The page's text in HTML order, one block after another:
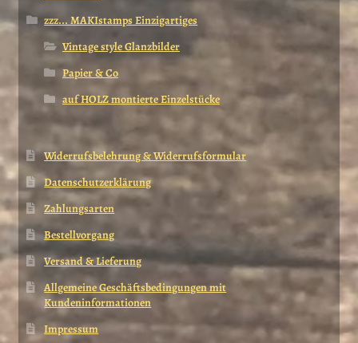
zzz... MAKIstamps Einzigartiges
Vintage style Glanzbilder
Papier & Co
auf HOLZ montierte Einzelstücke
Widerrufsbelehrung & Widerrufsformular
Datenschutzerklärung
Zahlungsarten
Bestellvorgang
Versand & Lieferung
Allgemeine Geschäftsbedingungen mit
Kundeninformationen
Impressum